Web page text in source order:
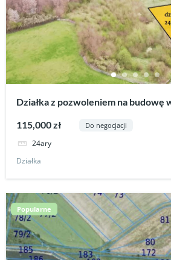
Działka z pozwoleniem na budowę
115,000 zł Do negocjacji
24ary
Działka
Popularne